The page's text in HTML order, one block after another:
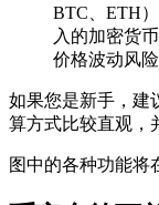
BTC、ETH
入的加密货
价格波动风
如果您是新手，建
算方式比较直观，
图中的各种功能将